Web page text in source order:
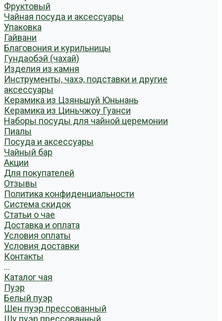
Фруктовый
Чайная посуда и аксессуары
Упаковка
Гайвани
Благовония и курильницы
Гундаобэй (чахай)
Изделия из камня
Инструменты, чахэ, подставки и другие
аксессуары
Керамика из Цзяньшуй Юньнань
Керамика из Циньчжоу Гуанси
Наборы посуды для чайной церемонии
Пиалы
Посуда и аксессуары
Чайный бар
Акции
Для покупателей
Отзывы
Политика конфиденциальности
Система скидок
Статьи о чае
Доставка и оплата
Условия оплаты
Условия доставки
Контакты
...
Каталог чая
Пуэр
Белый пуэр
Шен пуэр прессованный
Шу пуэр прессованный